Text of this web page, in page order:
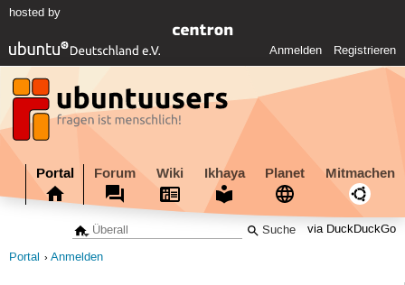
hosted by
Anmelden Registrieren
Portal Forum Wiki Ikhaya Planet Mitmachen
via DuckDuckGo
Portal Anmelden